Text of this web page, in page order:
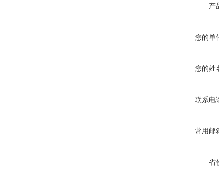
产
您的单
您的姓
联系电
常用邮
省